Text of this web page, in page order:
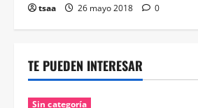
tsaa 26 mayo 2018 0
TE PUEDEN INTERESAR
Sin categoría